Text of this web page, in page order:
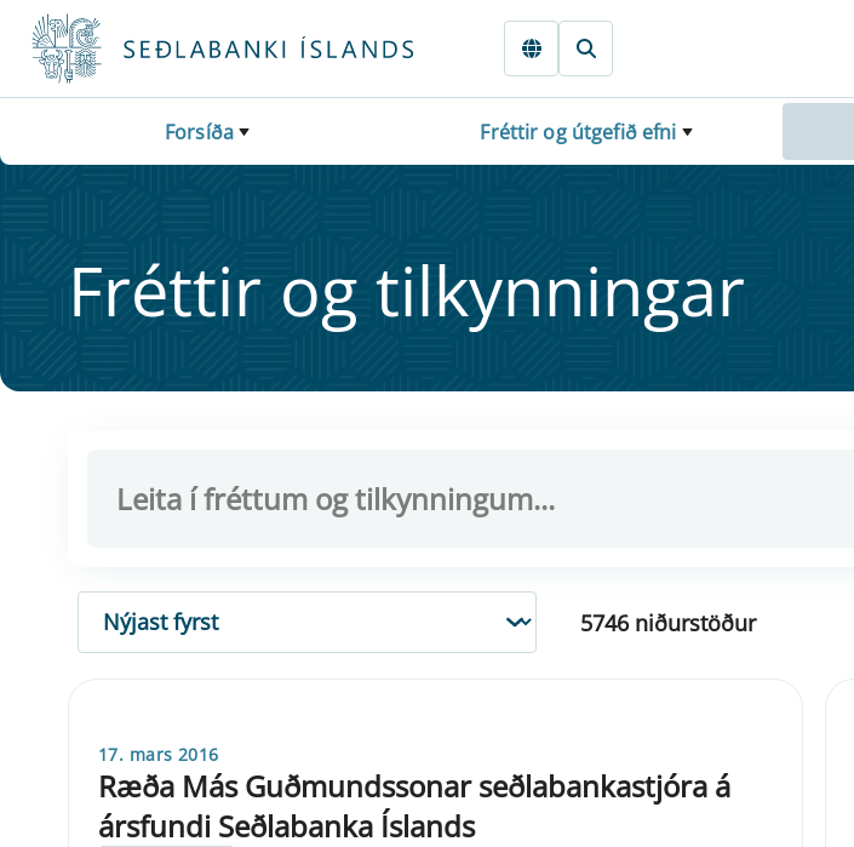
Fara beint í Meginmál
Forsíða Fréttir og útgefið efni
Frétt­ir og til­kynn­ing­ar
RÖÐUN
5746 niðurstöður
17. mars 2016
Ræða Más Guðmundssonar seðlabankastjóra á
ársfundi Seðlabanka Íslands